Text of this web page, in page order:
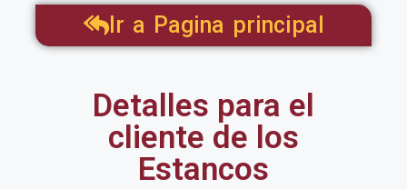
Ir a Pagina principal
Detalles para el
cliente de los
Estancos